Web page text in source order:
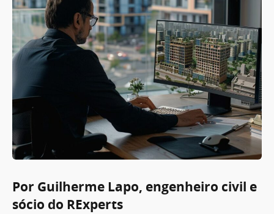
Por Guilherme Lapo, engenheiro civil e
sócio do RExperts